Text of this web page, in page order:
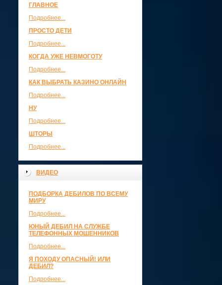
ГЛАВНОЕ
Подробнее...
ПРОСТО ДЕТИ
Подробнее...
КОГДА УЖЕ НЕВМОГОТУ
Подробнее...
КАК ВЫБРАТЬ КАЗИНО ОНЛАЙН
Подробнее...
НУ
Подробнее...
ШТОРЫ
Подробнее...
ВИДЕО
ПОДБОРКА ДЕБИЛОВ ПО ВСЕМУ
МИРУ
Подробнее...
ЮНЫЙ ДЕБИЛ НА СЛУЖБЕ
ТЕЛЕФОННЫХ МОШЕННИКОВ
Подробнее...
Я ПОХОДУ ОПАСНЫЙ! ИЛИ
ДЕБИЛ?
Подробнее...